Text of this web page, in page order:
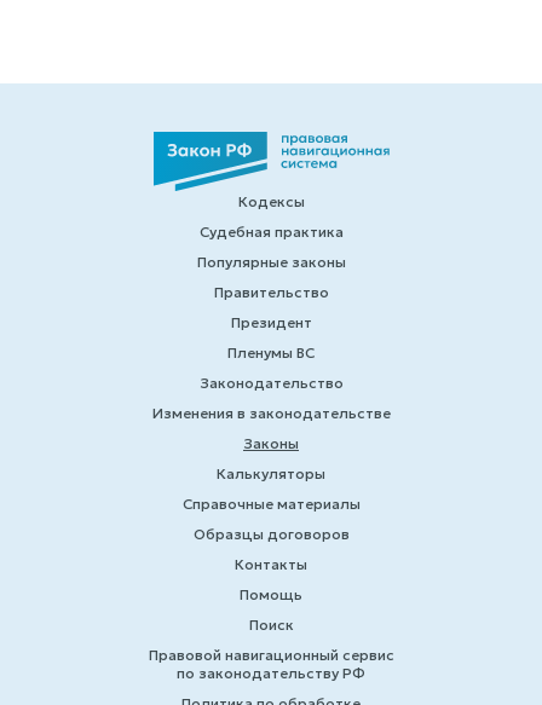
Кодексы
Судебная практика
Популярные законы
Правительство
Президент
Пленумы ВС
Законодательство
Изменения в законодательстве
Законы
Калькуляторы
Справочные материалы
Образцы договоров
Контакты
Помощь
Поиск
Правовой навигационный сервис
по законодательству РФ